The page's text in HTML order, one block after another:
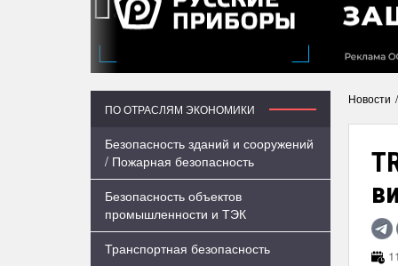
‹
ПО ОТРАСЛЯМ ЭКОНОМИКИ
Безопасность зданий и сооружений
/ Пожарная безопасность
Безопасность объектов
промышленности и ТЭК
Транспортная безопасность
Новости